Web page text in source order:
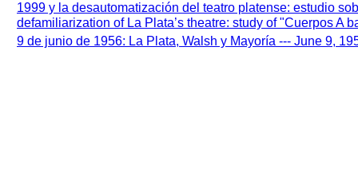
1999 y la desautomatización del teatro platense: estudio
defamiliarization of La Plata’s theatre: study of "Cuerpos A
9 de junio de 1956: La Plata, Walsh y Mayoría --- June 9,